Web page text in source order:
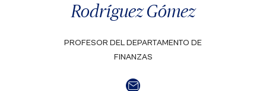
Rodríguez Gómez
PROFESOR DEL DEPARTAMENTO DE
FINANZAS